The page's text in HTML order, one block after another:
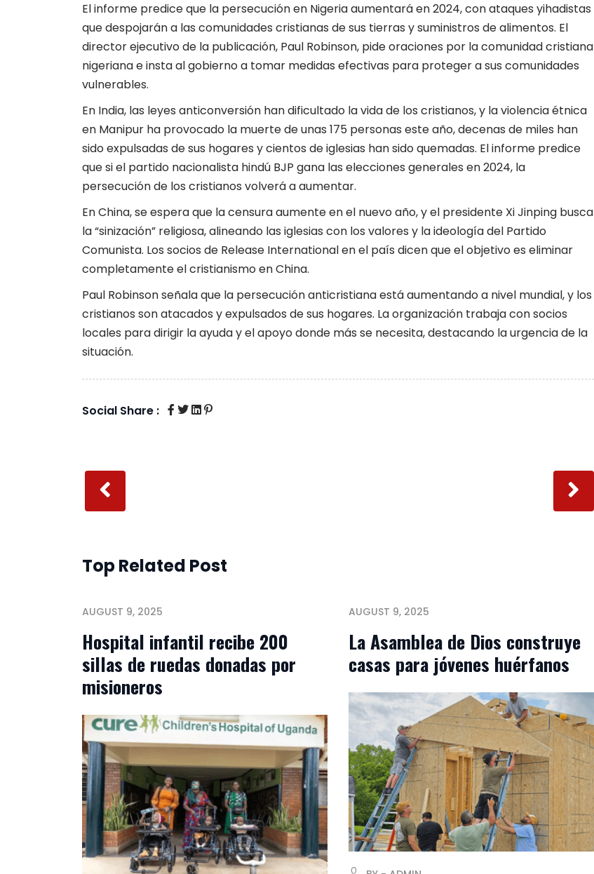
El informe predice que la persecución en Nigeria aumentará en 2024, con ataques yihadistas
que despojarán a las comunidades cristianas de sus tierras y suministros de alimentos. El
director ejecutivo de la publicación, Paul Robinson, pide oraciones por la comunidad cristiana
nigeriana e insta al gobierno a tomar medidas efectivas para proteger a sus comunidades
vulnerables.
En India, las leyes anticonversión han dificultado la vida de los cristianos, y la violencia étnica
en Manipur ha provocado la muerte de unas 175 personas este año, decenas de miles han
sido expulsadas de sus hogares y cientos de iglesias han sido quemadas. El informe predice
que si el partido nacionalista hindú BJP gana las elecciones generales en 2024, la
persecución de los cristianos volverá a aumentar.
En China, se espera que la censura aumente en el nuevo año, y el presidente Xi Jinping busca
la “sinización” religiosa, alineando las iglesias con los valores y la ideología del Partido
Comunista. Los socios de Release International en el país dicen que el objetivo es eliminar
completamente el cristianismo en China.
Paul Robinson señala que la persecución anticristiana está aumentando a nivel mundial, y los
cristianos son atacados y expulsados ​​de sus hogares. La organización trabaja con socios
locales para dirigir la ayuda y el apoyo donde más se necesita, destacando la urgencia de la
situación.
Social Share :
Top Related Post
AUGUST 9, 2025
Hospital infantil recibe 200
sillas de ruedas donadas por
misioneros
AUGUST 9, 2025
La Asamblea de Dios construye
casas para jóvenes huérfanos